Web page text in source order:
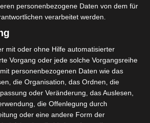
de Zarzis (ESZ) – Avenir Sportif
– Espérance Sportive de Zarzis
(ESZ)
personenbezogene Daten von dem für
verarbeitet werden.
mit oder ohne Hilfe automatisierter
Vorgang oder jede solche Vorgangsreihe
personenbezogenen Daten wie das
die Organisation, das Ordnen, die
oder Veränderung, das Auslesen,
die Offenlegung durch
oder eine andere Form der